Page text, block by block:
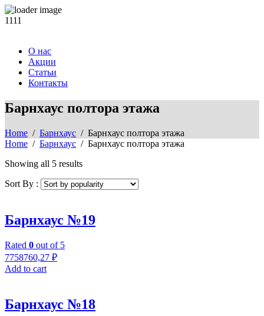
1111
О нас
Акции
Статьи
Контакты
Барнхаус полтора этажа
Home / Барнхаус / Барнхаус полтора этажа
Home / Барнхаус / Барнхаус полтора этажа
Showing all 5 results
Sort By :
Барнхаус №19
Rated 0 out of 5
7758760,27 ₽
Add to cart
Барнхаус №18